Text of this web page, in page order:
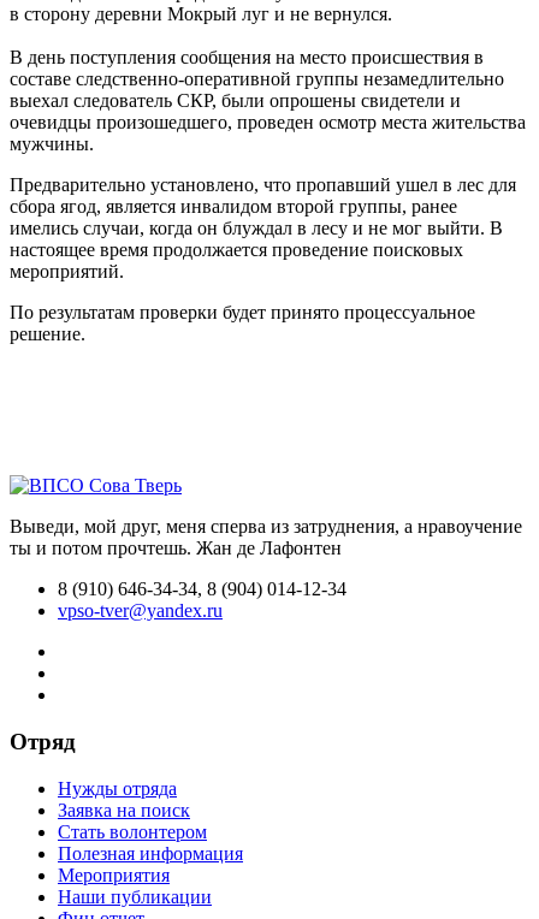
в сторону деревни Мокрый луг и не вернулся.
В день поступления сообщения на место происшествия в
составе следственно-оперативной группы незамедлительно
выехал следователь СКР, были опрошены свидетели и
очевидцы произошедшего, проведен осмотр места жительства
мужчины.
Предварительно установлено, что пропавший ушел в лес для
сбора ягод, является инвалидом второй группы, ранее
имелись случаи, когда он блуждал в лесу и не мог выйти. В
настоящее время продолжается проведение поисковых
мероприятий.
По результатам проверки будет принято процессуальное
решение.
Выведи, мой друг, меня сперва из затруднения, а нравоучение
ты и потом прочтешь. Жан де Лафонтен
8 (910) 646-34-34, 8 (904) 014-12-34
vpso-tver@yandex.ru
Отряд
Нужды отряда
Заявка на поиск
Стать волонтером
Полезная информация
Мероприятия
Наши публикации